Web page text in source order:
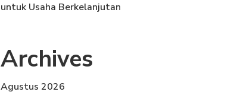
untuk Usaha Berkelanjutan
Archives
Agustus 2026